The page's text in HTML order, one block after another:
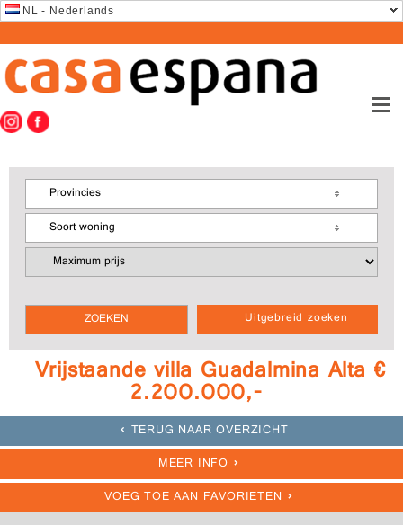
NL - Nederlands
Uitgebreid zoeken
Provincies
Soort woning
Vrijstaande villa Guadalmina Alta €
2.200.000,-
TERUG NAAR OVERZICHT
MEER INFO
VOEG TOE AAN FAVORIETEN